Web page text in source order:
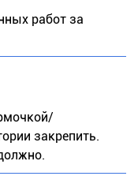
работ за
закрепить.